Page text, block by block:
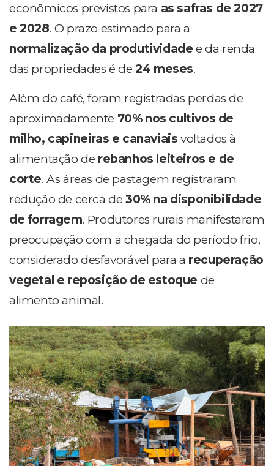
econômicos previstos para as safras de 2027
e 2028. O prazo estimado para a
normalização da produtividade e da renda
das propriedades é de24 meses.
Além do café, foram registradas perdas de
aproximadamente 70% nos cultivos de
milho, capineiras e canaviais voltados à
alimentação de rebanhos leiteiros e de
corte. As áreas de pastagem registraram
redução de cerca de30% na disponibilidade
de forragem. Produtores rurais manifestaram
preocupação com a chegada do período frio,
considerado desfavorável para a recuperação
vegetal e reposição de estoque de
alimento animal.